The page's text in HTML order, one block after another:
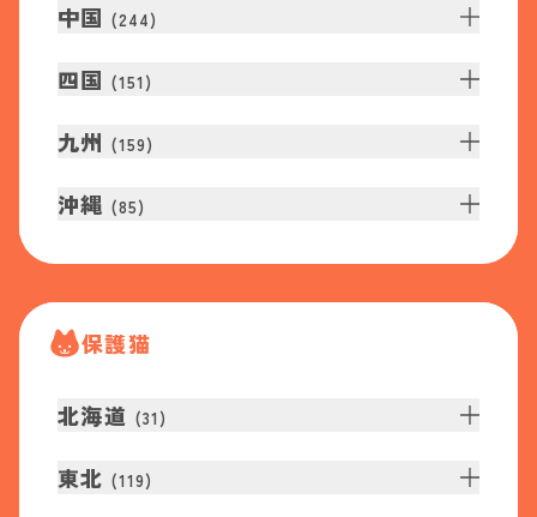
中国 (244)
四国 (151 )
九州 (159)
沖縄 (85)
保護猫
北海道 (31 )
東北 (119)